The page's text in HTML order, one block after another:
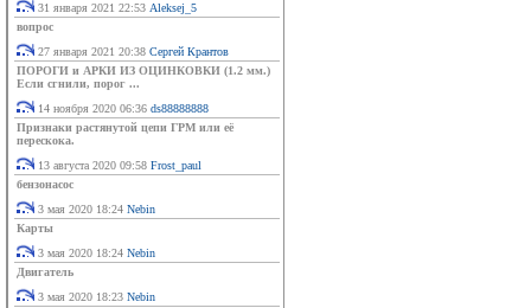
31 января 2021 22:53 Aleksej_5
вопрос
27 января 2021 20:38 Сергей Крантов
ПОРОГИ и АРКИ ИЗ ОЦИНКОВКИ (1.2 мм.)
Если сгнили, порог ...
14 ноября 2020 06:36 ds88888888
Признаки растянутой цепи ГРМ или её
перескока.
13 августа 2020 09:58 Frost_paul
бензонасос
3 мая 2020 18:24 Nebin
Карты
3 мая 2020 18:24 Nebin
Двигатель
3 мая 2020 18:23 Nebin